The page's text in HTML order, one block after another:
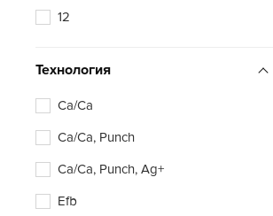
12
Технология
Ca/Ca
Ca/Ca, Punch
Ca/Ca, Punch, Ag+
Efb